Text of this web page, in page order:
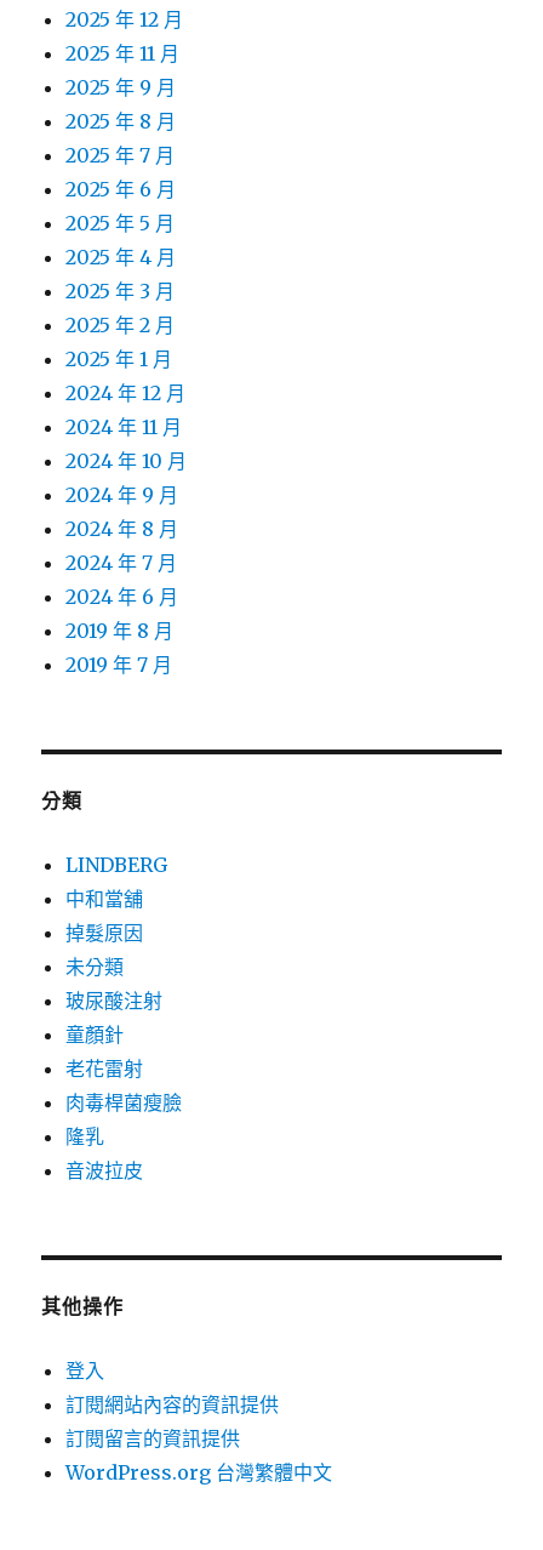
2025 年 12 月
2025 年 11 月
2025 年 9 月
2025 年 8 月
2025 年 7 月
2025 年 6 月
2025 年 5 月
2025 年 4 月
2025 年 3 月
2025 年 2 月
2025 年 1 月
2024 年 12 月
2024 年 11 月
2024 年 10 月
2024 年 9 月
2024 年 8 月
2024 年 7 月
2024 年 6 月
2019 年 8 月
2019 年 7 月
分類
LINDBERG
中和當舖
掉髮原因
未分類
玻尿酸注射
童顏針
老花雷射
肉毒桿菌瘦臉
隆乳
音波拉皮
其他操作
登入
訂閱網站內容的資訊提供
訂閱留言的資訊提供
WordPress.org 台灣繁體中文